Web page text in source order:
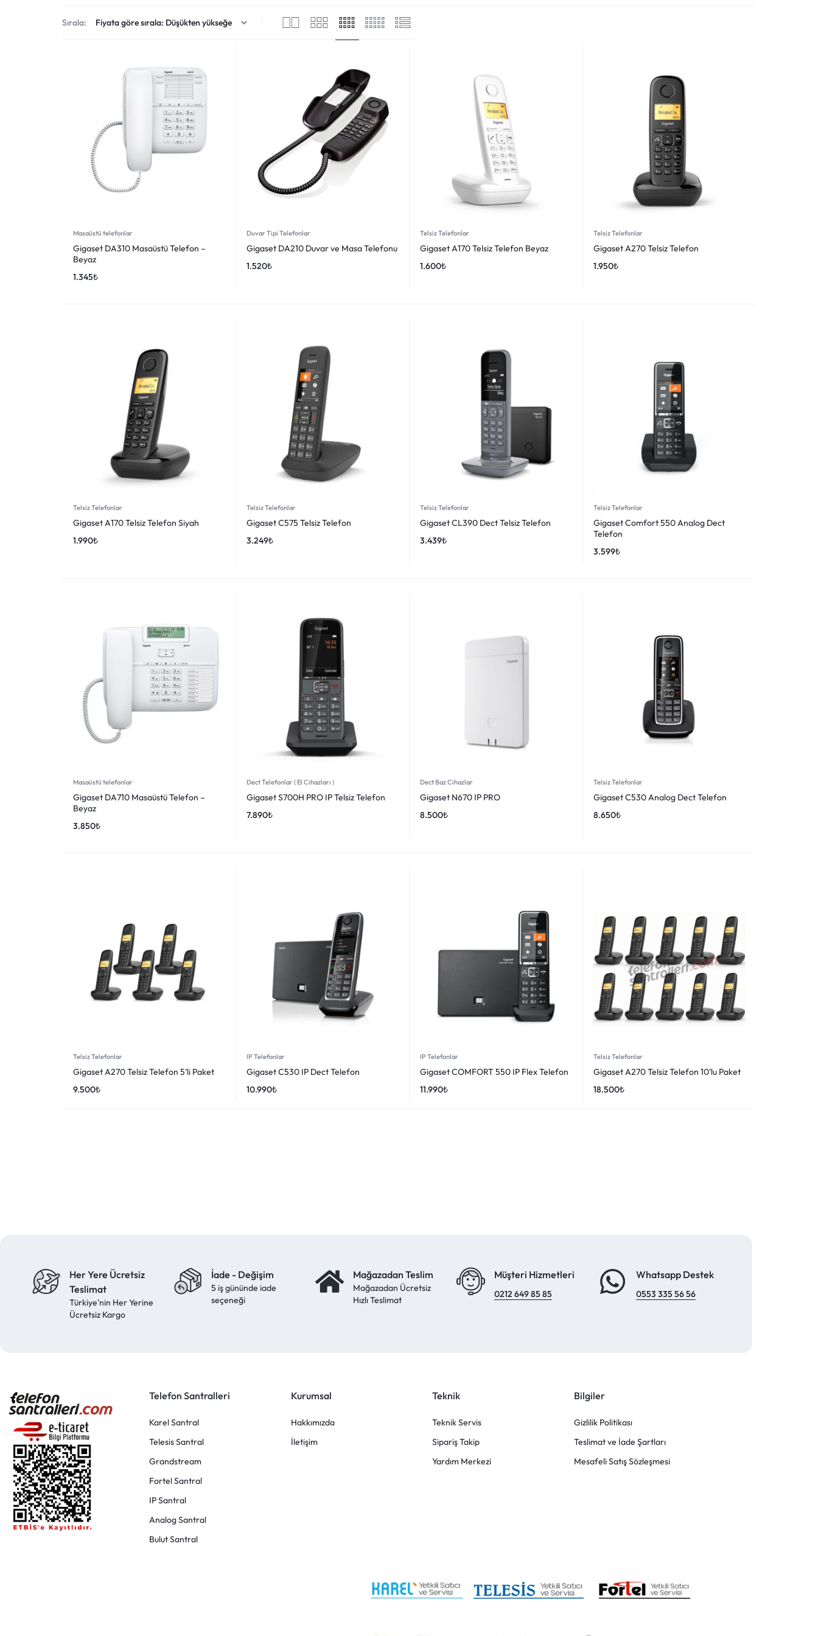
KAMERA
GÜVENLIK
SISTEMLERI
Sırala:
Masaüstü telefonlar
Gigaset DA310 Masaüstü Telefon –
Beyaz
1.345₺
Duvar Tipi Telefonlar
Gigaset DA210 Duvar ve Masa Telefonu
1.520₺
Telsiz Telefonlar
Gigaset A170 Telsiz Telefon Beyaz
1.600₺
Telsiz Telefonlar
Gigaset A270 Telsiz Telefon
1.950₺
Telsiz Telefonlar
Gigaset A170 Telsiz Telefon Siyah
1.990₺
Telsiz Telefonlar
Gigaset C575 Telsiz Telefon
3.249₺
Telsiz Telefonlar
Gigaset CL390 Dect Telsiz Telefon
3.439₺
Telsiz Telefonlar
Gigaset Comfort 550 Analog Dect
Telefon
3.599₺
Masaüstü telefonlar
Gigaset DA710 Masaüstü Telefon –
Beyaz
3.850₺
Dect Telefonlar ( El Cihazları )
Gigaset S700H PRO IP Telsiz Telefon
7.890₺
Dect Baz Cihazlar
Gigaset N670 IP PRO
8.500₺
Telsiz Telefonlar
Gigaset C530 Analog Dect Telefon
8.650₺
Telsiz Telefonlar
Gigaset A270 Telsiz Telefon 5’li Paket
9.500₺
IP Telefonlar
Gigaset C530 IP Dect Telefon
10.990₺
IP Telefonlar
Gigaset COMFORT 550 IP Flex Telefon
11.990₺
Telsiz Telefonlar
Gigaset A270 Telsiz Telefon 10’lu Paket
18.500₺
Her Yere Ücretsiz
Teslimat
Türkiye'nin Her Yerine
Ücretsiz Kargo
İade - Değişim
5 iş gününde iade
seçeneği
Mağazadan Teslim
Mağazadan Ücretsiz
Hızlı Teslimat
Müşteri Hizmetleri
0212 649 85 85
Whatsapp Destek
0553 335 56 56
Telefon Santralleri
Karel Santral
Telesis Santral
Grandstream
Fortel Santral
IP Santral
Analog Santral
Bulut Santral
Kurumsal
Hakkımızda
İletişim
Teknik
Teknik Servis
Sipariş Takip
Yardım Merkezi
Bilgiler
Gizlilik Politikası
Teslimat ve İade Şartları
Mesafeli Satış Sözleşmesi